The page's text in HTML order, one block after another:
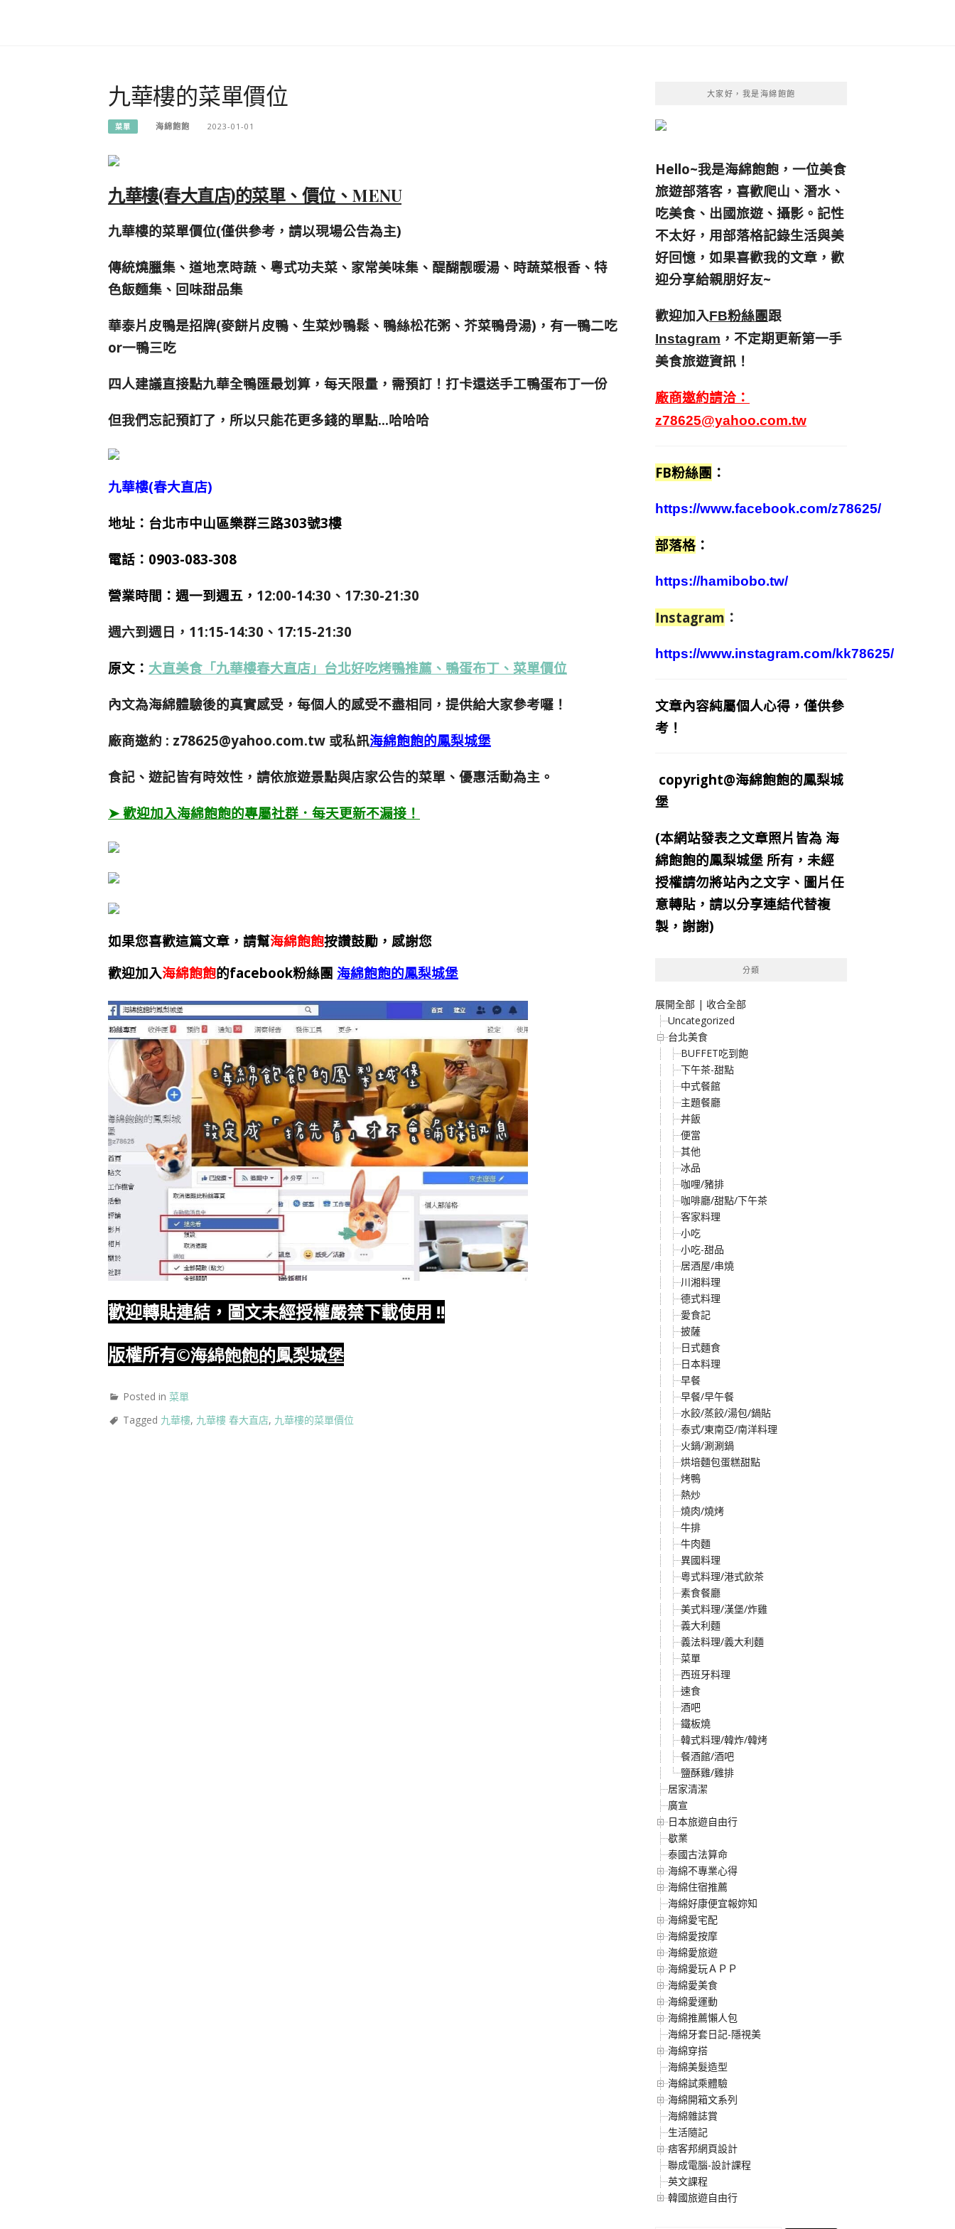
九華樓的菜單價位
菜單 海綿飽飽 2023-01-01
九華樓(春大直店)的菜單、價位、MENU
九華樓的菜單價位(僅供參考，請以現場公告為主)
傳統燒臘集、道地烹時蔬、粵式功夫菜、家常美味集、醍醐靓暖湯、時蔬菜根香、特
色飯麵集、回味甜品集
華泰片皮鴨是招牌(麥餅片皮鴨、生菜炒鴨鬆、鴨絲松花粥、芥菜鴨骨湯) ，有一鴨二吃
or一鴨三吃
四人建議直接點九華全鴨匯最划算，每天限量，需預訂！打卡還送手工鴨蛋布丁一份
但我們忘記預訂了，所以只能花更多錢的單點…哈哈哈
九華樓(春大直店)
地址：台北市中山區樂群三路303號3樓
電話： 0903-083-308
營業時間：週一到週五， 12:00-14:30、17:30-21:30
週六到週日，11:15-14:30、17:15-21:30
原文： 大直美食「九華樓春大直店」台北好吃烤鴨推薦、鴨蛋布丁、菜單價位
內文為海綿體驗後的真實感受，每個人的感受不盡相同，提供給大家參考囉！
廠商邀約 : z78625@yahoo.com.tw 或私訊海綿飽飽的鳳梨城堡
食記、遊記皆有時效性，請依旅遊景點與店家公告的菜單、優惠活動為主。
➤ 歡迎加入海綿飽飽的專屬社群．每天更新不漏接！
如果您喜歡這篇文章，請幫海綿飽飽按讚鼓勵，感謝您
歡迎加入海綿飽飽的facebook粉絲團 海綿飽飽的鳳梨城堡
歡迎轉貼連結，圖文未經授權嚴禁下載使用 !!
版權所有©海綿飽飽的鳳梨城堡
Posted in 菜單
Tagged 九華樓, 九華樓 春大直店, 九華樓的菜單價位
大家好，我是海綿飽飽
Hello~我是海綿飽飽，一位美食
旅遊部落客， 喜歡爬山、潛水、
吃美食、出國旅遊、攝影。 記性
不太好，用部落格記錄生活與美
好回憶， 如果喜歡我的文章，歡
迎分享給親朋好友~
歡迎加入FB粉絲團跟
Instagram ，不定期更新第一手
美食旅遊資訊！
廠商邀約請洽：
z78625@yahoo.com.tw
FB粉絲團 ：
https://www.facebook.com/z78625/
部落格 ：
https://hamibobo.tw/
Instagram ：
https://www.instagram.com/kk78625/
文章內容純屬個人心得，僅供參
考！
copyright@海綿飽飽的鳳梨城
堡
(本網站發表之文章照片皆為 海
綿飽飽的鳳梨城堡 所有，未經
授權請勿將站內之文字、圖片任
意轉貼，請以分享連結代替複
製，謝謝)
分類
展開全部 | 收合全部
Uncategorized
台北美食
BUFFET吃到飽
下午茶-甜點
中式餐館
主題餐廳
丼飯
便當
其他
冰品
咖哩/豬排
咖啡廳/甜點/下午茶
客家料理
小吃
小吃-甜品
居酒屋/串燒
川湘料理
德式料理
愛食記
披薩
日式麵食
日本料理
早餐
早餐/早午餐
水餃/蒸餃/湯包/鍋貼
泰式/東南亞/南洋料理
火鍋/涮涮鍋
烘培麵包蛋糕甜點
烤鴨
熱炒
燒肉/燒烤
牛排
牛肉麵
異國料理
粵式料理/港式飲茶
素食餐廳
美式料理/漢堡/炸雞
義大利麵
義法料理/義大利麵
菜單
西班牙料理
速食
酒吧
鐵板燒
韓式料理/韓炸/韓烤
餐酒館/酒吧
鹽酥雞/雞排
居家清潔
廣宣
日本旅遊自由行
歇業
泰國古法算命
海綿不專業心得
海綿住宿推薦
海綿好康便宜報妳知
海綿愛宅配
海綿愛按摩
海綿愛旅遊
海綿愛玩ＡＰＰ
海綿愛美食
海綿愛運動
海綿推薦懶人包
海綿牙套日記-隱視美
海綿穿搭
海綿美髮造型
海綿試乘體驗
海綿開箱文系列
海綿雜誌賞
生活隨記
痞客邦網頁設計
聯成電腦-設計課程
英文課程
韓國旅遊自由行